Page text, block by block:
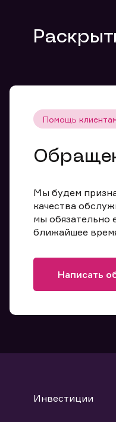
Помощь
Мы будем
качества
мы обязательно
ближайшее
Написать
Инвестиции